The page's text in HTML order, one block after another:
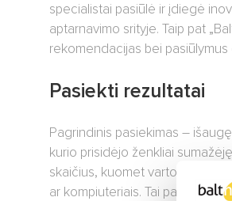
specialistai pasiūlė ir įdiegė
aptarnavimo srityje. Taip pat
rekomendacijas bei
Pasiekti rezultatai
Pagrindinis pasiekimas –
kurio prisidėjo ženkliai
skaičius, kuomet vartotojai
ar kompiuteriais. Tai padeda